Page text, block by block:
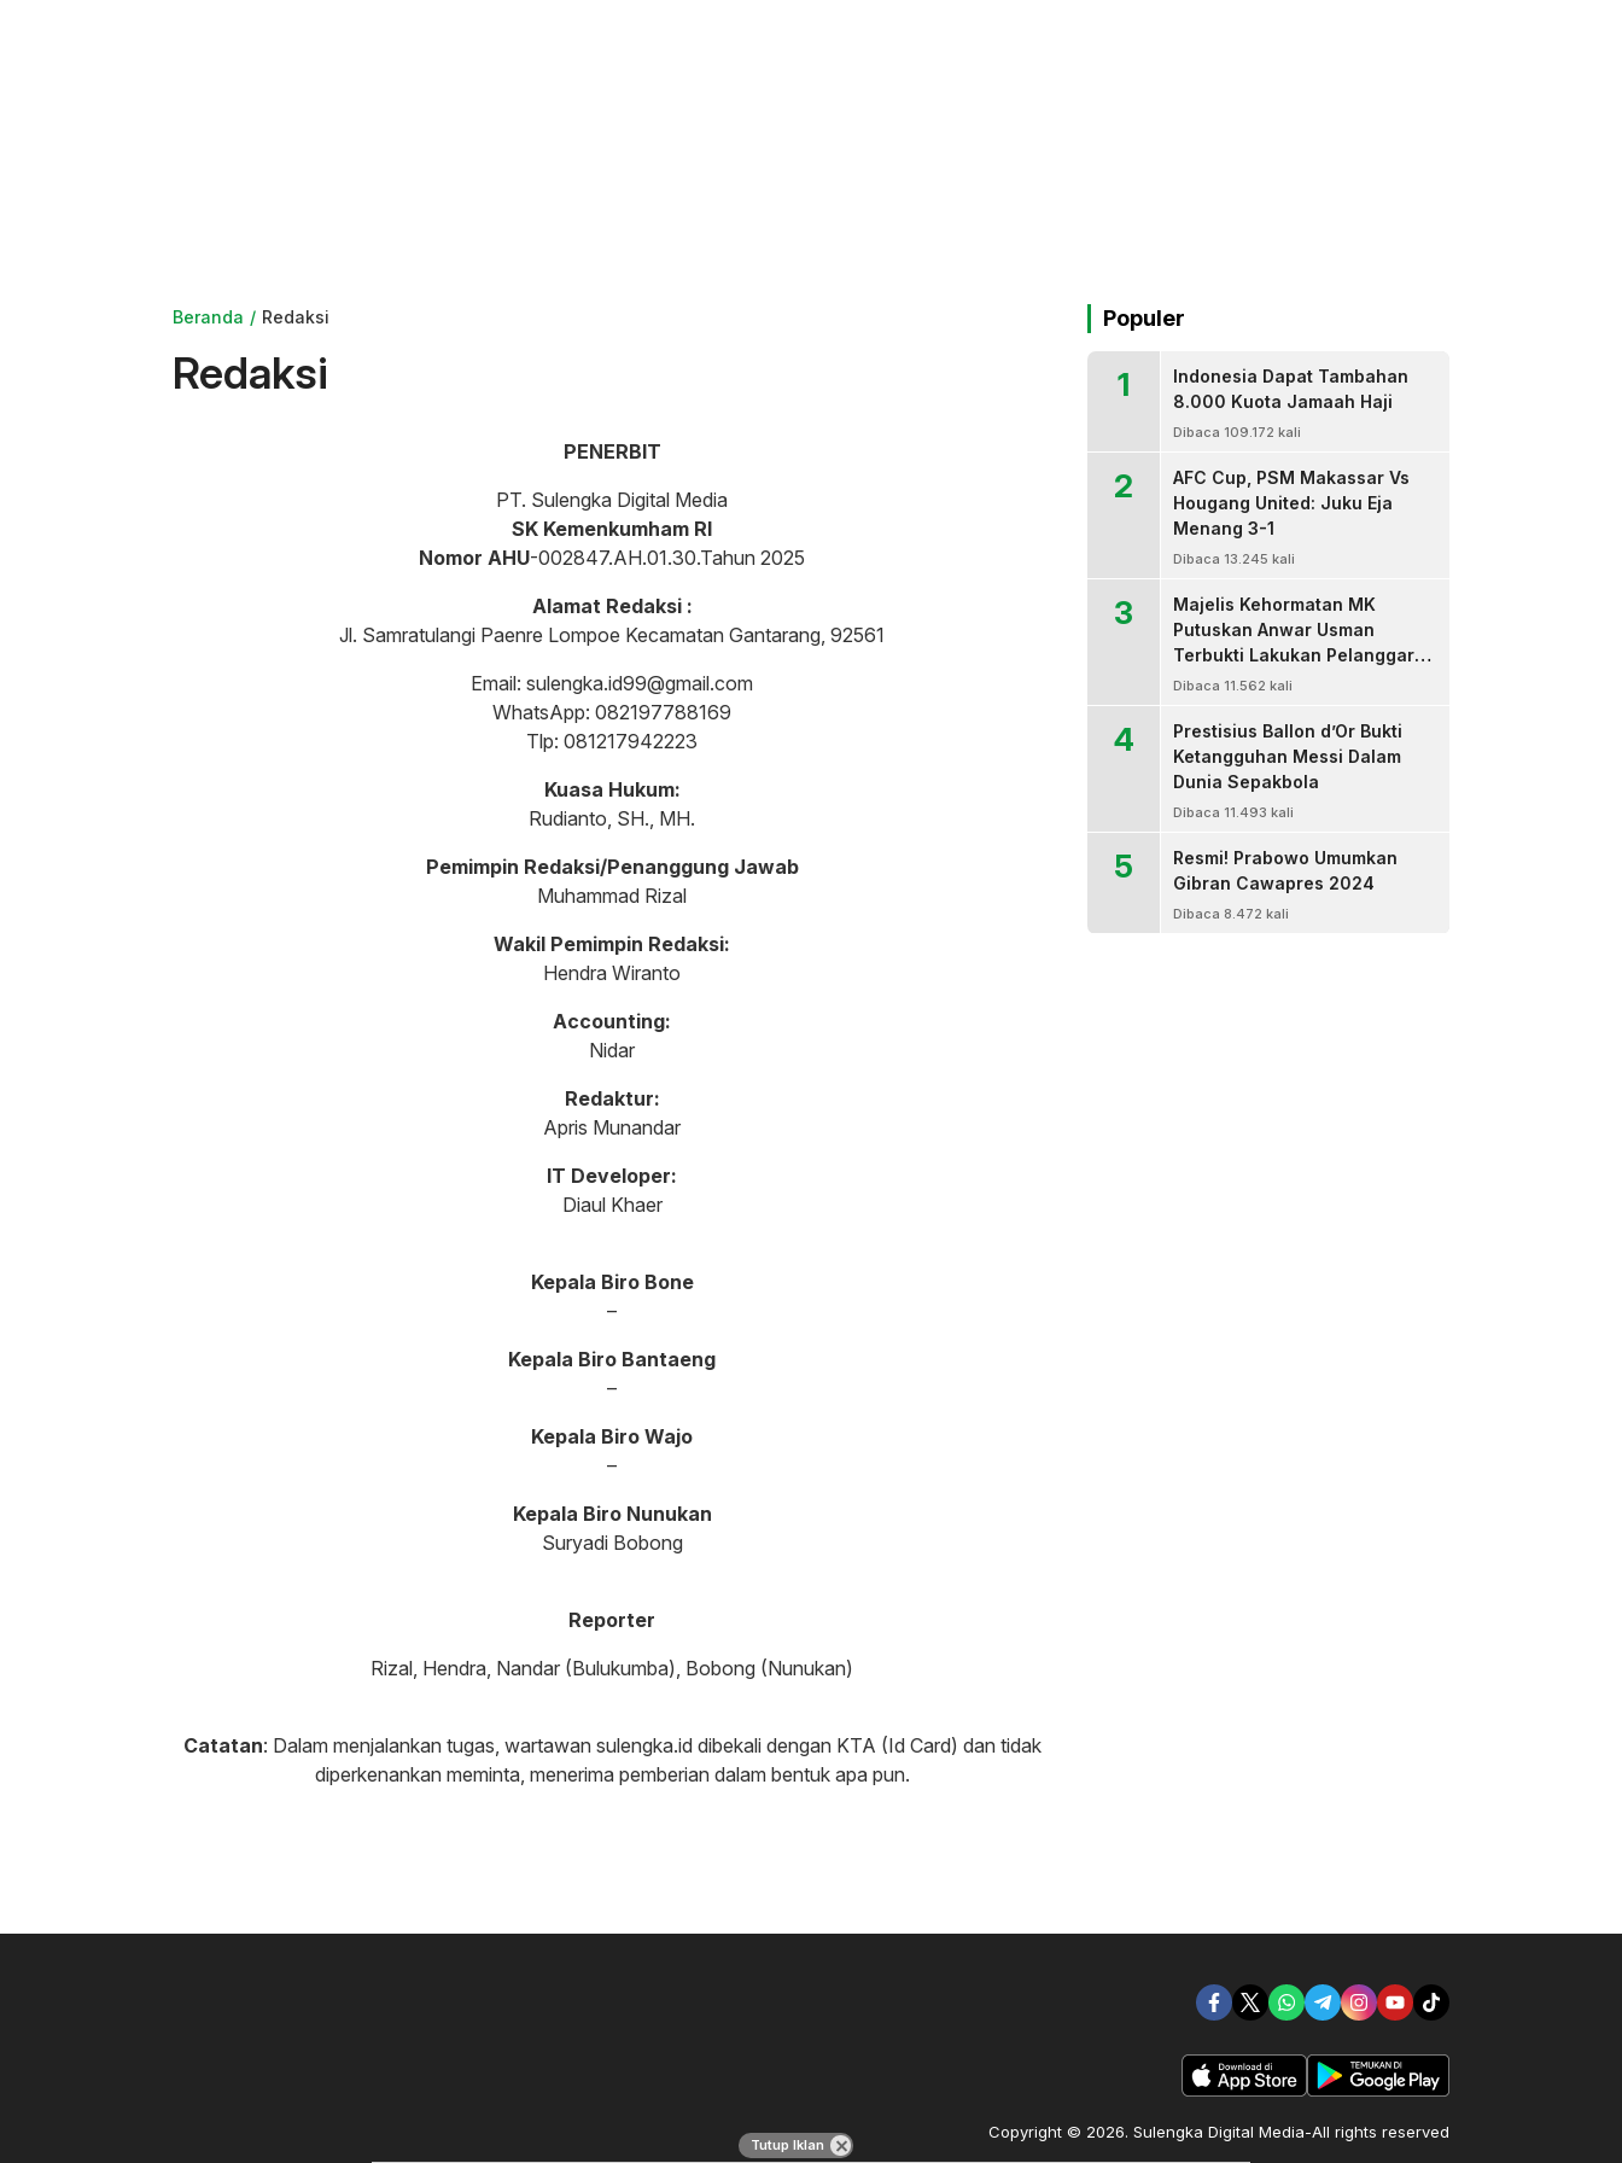
Beranda Redaksi
Redaksi
PENERBIT
PT. Sulengka Digital Media
SK Kemenkumham RI
Nomor AHU-002847.AH.01.30.Tahun 2025
Alamat Redaksi :
Jl. Samratulangi Paenre Lompoe Kecamatan Gantarang, 92561
Email: sulengka.id99@gmail.com
WhatsApp: 082197788169
Tlp: 081217942223
Kuasa Hukum:
Rudianto, SH., MH.
Pemimpin Redaksi/Penanggung Jawab
Muhammad Rizal
Wakil Pemimpin Redaksi:
Hendra Wiranto
Accounting:
Nidar
Redaktur:
Apris Munandar
IT Developer:
Diaul Khaer
Kepala Biro Bone
–
Kepala Biro Bantaeng
–
Kepala Biro Wajo
–
Kepala Biro Nunukan
Suryadi Bobong
Reporter
Rizal, Hendra, Nandar (Bulukumba), Bobong (Nunukan)
Catatan: Dalam menjalankan tugas, wartawan sulengka.id dibekali dengan KTA (Id Card) dan tidak
diperkenankan meminta, menerima pemberian dalam bentuk apa pun.
Populer
1
Indonesia Dapat Tambahan
8.000 Kuota Jamaah Haji
Dibaca 109.172 kali
2
AFC Cup, PSM Makassar Vs
Hougang United: Juku Eja
Menang 3-1
Dibaca 13.245 kali
3
Majelis Kehormatan MK
Putuskan Anwar Usman
Terbukti Lakukan Pelanggaran
Berat Kode Etik dan
Dibaca 11.562 kali
4
Prestisius Ballon d’Or Bukti
Ketangguhan Messi Dalam
Dunia Sepakbola
Dibaca 11.493 kali
5
Resmi! Prabowo Umumkan
Gibran Cawapres 2024
Dibaca 8.472 kali
Copyright © 2026. Sulengka Digital Media-All rights reserved
Tutup Iklan